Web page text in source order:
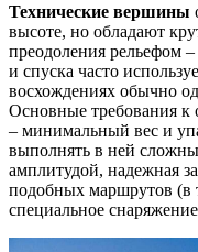
Технические вершины
высоте, но обладают
преодоления рельефом
и спуска часто
восхождениях обычно
Основные требования к
– минимальный вес и
выполнять в ней
амплитудой, надежная
подобных маршрутов (в
специальное